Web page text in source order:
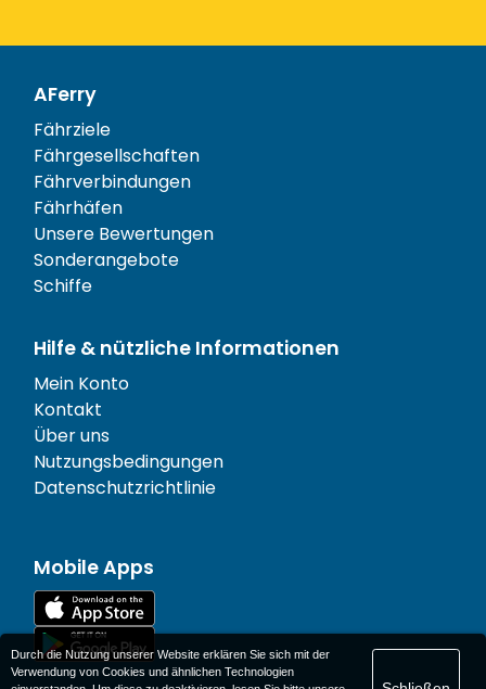
AFerry
Fährziele
Fährgesellschaften
Fährverbindungen
Fährhäfen
Unsere Bewertungen
Sonderangebote
Schiffe
Hilfe & nützliche Informationen
Mein Konto
Kontakt
Über uns
Nutzungsbedingungen
Datenschutzrichtlinie
Mobile Apps
Durch die Nutzung unserer Website erklären Sie sich mit der
Verwendung von Cookies und ähnlichen Technologien